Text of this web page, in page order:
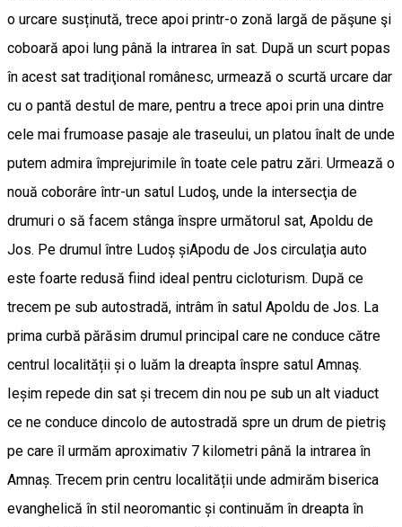
o urcare susținută, trece apoi printr-o zonă largă de păşune şi
coboară apoi lung până la intrarea în sat. După un scurt popas
în acest sat tradiţional românesc, urmează o scurtă urcare dar
cu o pantă destul de mare, pentru a trece apoi prin una dintre
cele mai frumoase pasaje ale traseului, un platou înalt de unde
putem admira împrejurimile în toate cele patru zări. Urmează o
nouă coborâre într-un satul Ludoş, unde la intersecţia de
drumuri o să facem stânga înspre următorul sat, Apoldu de
Jos. Pe drumul între Ludoș șiApodu de Jos circulaţia auto
este foarte redusă fiind ideal pentru cicloturism. După ce
trecem pe sub autostradă, intrâm în satul Apoldu de Jos. La
prima curbă părăsim drumul principal care ne conduce către
centrul localității și o luăm la dreapta înspre satul Amnaş.
Ieșim repede din sat și trecem din nou pe sub un alt viaduct
ce ne conduce dincolo de autostradă spre un drum de pietriş
pe care îl urmăm aproximativ 7 kilometri până la intrarea în
Amnaș. Trecem prin centru localității unde admirăm biserica
evanghelică în stil neoromantic și continuăm în dreapta în